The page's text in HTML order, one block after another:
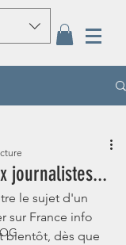
journalistes...
le sujet d'un
sur France info
bientôt, dès que